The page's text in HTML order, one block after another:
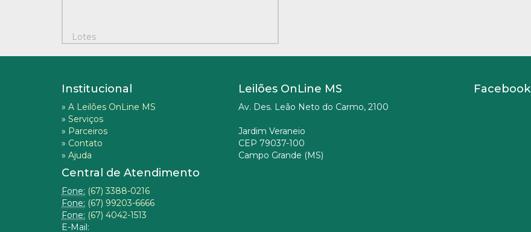
1
Lotes
Institucional
» A Leilões OnLine MS
» Serviços
» Parceiros
» Contato
» Ajuda
Central de Atendimento
Fone: (67) 3388-0216
Fone: (67) 99203-6666
Fone: (67) 4042-1513
E-Mail:
Leilões OnLine MS
Av. Des. Leão Neto do Carmo, 2100
Jardim Veraneio
CEP 79037-100
Campo Grande (MS)
Facebook